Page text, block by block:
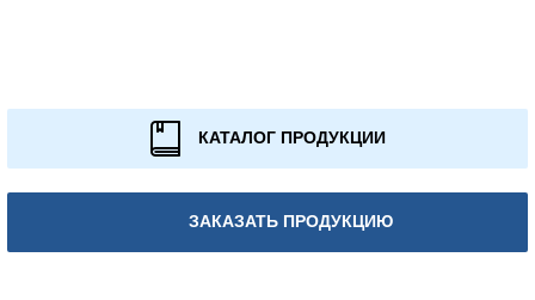
КАТАЛОГ ПРОДУКЦИИ
ЗАКАЗАТЬ ПРОДУКЦИЮ